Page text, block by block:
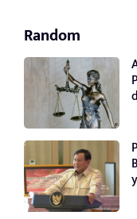
Random